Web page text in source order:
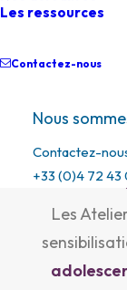
Les ressources
Contactez-nous
Nous
Contactez-
+33 (0)4 72 43
Les